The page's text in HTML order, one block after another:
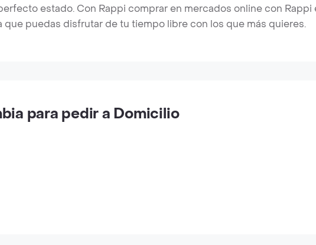
estado. Con Rappi comprar en mercados online con Rappi
que puedas disfrutar de tu tiempo libre con los que más quieres.
para pedir a Domicilio